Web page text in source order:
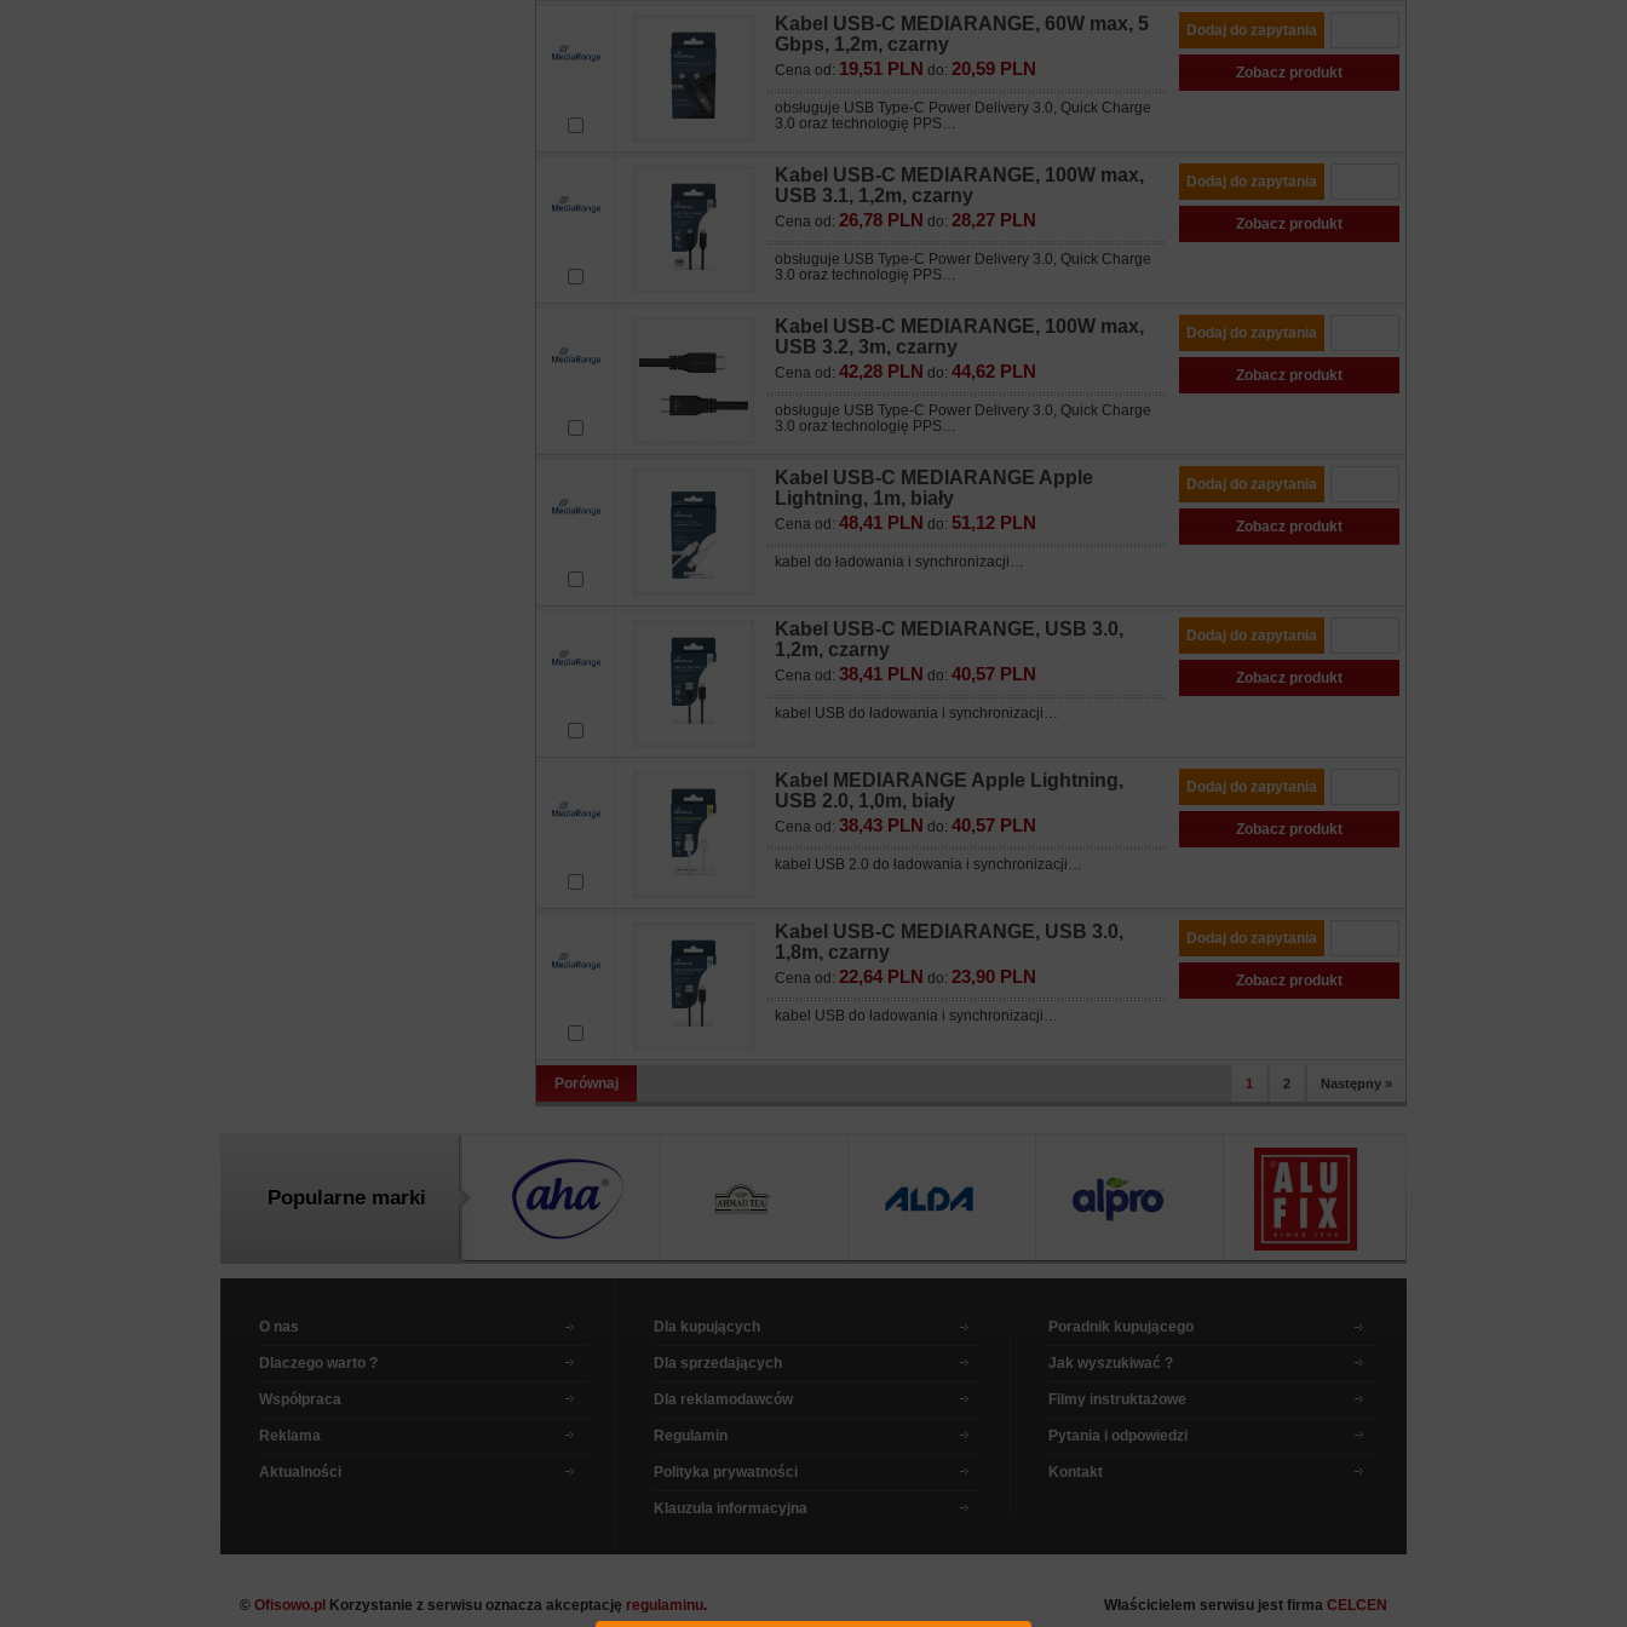
Kabel USB-C MEDIARANGE, 60W max, 5
Gbps, 1,2m, czarny
Cena od: 19,51 PLN do: 20,59 PLN
obsługuje USB Type-C Power Delivery 3.0, Quick Charge
3.0 oraz technologię PPS…
Dodaj do zapytania
Zobacz produkt
Kabel USB-C MEDIARANGE, 100W max,
USB 3.1, 1,2m, czarny
Cena od: 26,78 PLN do: 28,27 PLN
obsługuje USB Type-C Power Delivery 3.0, Quick Charge
3.0 oraz technologię PPS…
Dodaj do zapytania
Zobacz produkt
Kabel USB-C MEDIARANGE, 100W max,
USB 3.2, 3m, czarny
Cena od: 42,28 PLN do: 44,62 PLN
obsługuje USB Type-C Power Delivery 3.0, Quick Charge
3.0 oraz technologię PPS…
Dodaj do zapytania
Zobacz produkt
Kabel USB-C MEDIARANGE Apple
Lightning, 1m, biały
Cena od: 48,41 PLN do: 51,12 PLN
kabel do ładowania i synchronizacji…
Dodaj do zapytania
Zobacz produkt
Kabel USB-C MEDIARANGE, USB 3.0,
1,2m, czarny
Cena od: 38,41 PLN do: 40,57 PLN
kabel USB do ładowania i synchronizacji…
Dodaj do zapytania
Zobacz produkt
Kabel MEDIARANGE Apple Lightning,
USB 2.0, 1,0m, biały
Cena od: 38,43 PLN do: 40,57 PLN
kabel USB 2.0 do ładowania i synchronizacji…
Dodaj do zapytania
Zobacz produkt
Kabel USB-C MEDIARANGE, USB 3.0,
1,8m, czarny
Cena od: 22,64 PLN do: 23,90 PLN
kabel USB do ładowania i synchronizacji…
Dodaj do zapytania
Zobacz produkt
Porównaj 1 2 Następny »
Popularne marki
O nas
Dlaczego warto ?
Współpraca
Reklama
Aktualności
Dla kupujących
Dla sprzedających
Dla reklamodawców
Regulamin
Polityka prywatności
Klauzula informacyjna
Poradnik kupującego
Jak wyszukiwać ?
Filmy instruktażowe
Pytania i odpowiedzi
Kontakt
© Ofisowo.pl Korzystanie z serwisu oznacza akceptację regulaminu. Właścicielem serwisu jest firma CELCEN